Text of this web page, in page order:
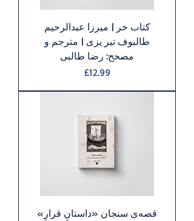
کتاب خر | میرزا عبدالرحیم
طالبوف تبر یزی | مترجم و
مصحح: رضا طالبی
Price
£12.99
«قصه‌ی سنجان «داستانِ قرارِ